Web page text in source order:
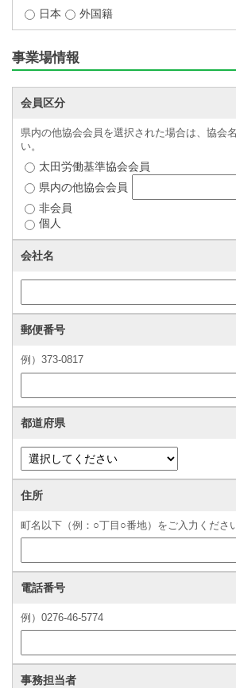
日本 外国籍
事業場情報
会員区分
県内の他協会会員を選択された場合は、協会
い。
太田労働基準協会会員
県内の他協会会員
非会員
個人
会社名
郵便番号
例）373-0817
都道府県
住所
町名以下（例：○丁目○番地）をご入力くださ
電話番号
例）0276-46-5774
事務担当者